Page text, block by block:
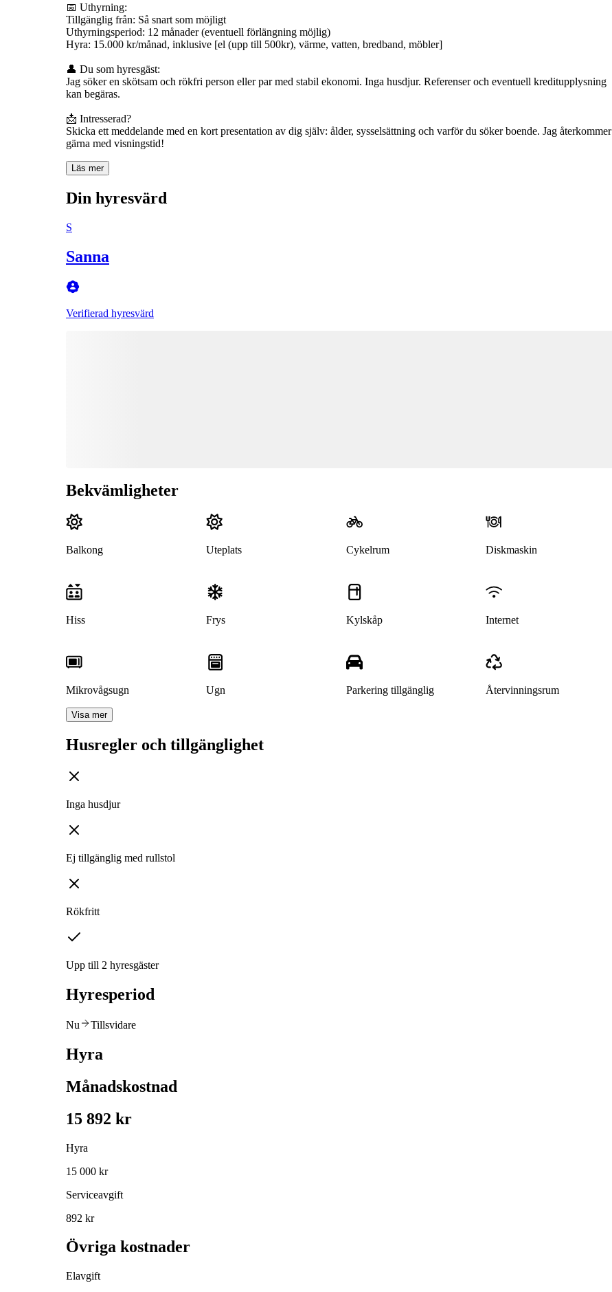
📅 Uthyrning:
Tillgänglig från: Så snart som möjligt
Uthyrningsperiod: 12 månader (eventuell förlängning möjlig)
Hyra: 15.000 kr/månad, inklusive [el (upp till 500kr), värme, vatten, bredband, möbler]
👤 Du som hyresgäst:
Jag söker en skötsam och rökfri person eller par med stabil ekonomi. Inga husdjur. Referenser och eventuell kreditupplysning
kan begäras.
📩 Intresserad?
Skicka ett meddelande med en kort presentation av dig själv: ålder, sysselsättning och varför du söker boende. Jag återkommer
gärna med visningstid!
Läs mer
Din hyresvärd
S
Sanna
Verifierad hyresvärd
Bekvämligheter
Balkong Uteplats Cykelrum Diskmaskin
Hiss Frys Kylskåp Internet
Mikrovågsugn Ugn Parkering tillgänglig Återvinningsrum
Visa mer
Husregler och tillgänglighet
Inga husdjur
Ej tillgänglig med rullstol
Rökfritt
Upp till 2 hyresgäster
Hyresperiod
Nu Tillsvidare
Hyra
Månadskostnad
15 892 kr
Hyra
15 000 kr
Serviceavgift
892 kr
Övriga kostnader
Elavgift